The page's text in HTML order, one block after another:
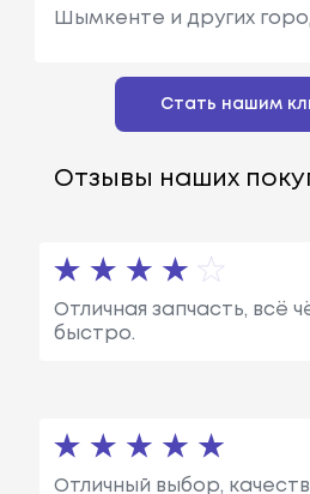
Шымкенте и других
Стать нашим
Отзывы наших
Отличная запчасть, всё
быстро.
Отличный выбор,